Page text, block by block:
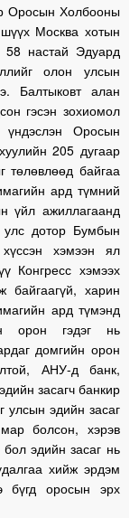
Оросын Холбооны
Москва хотын
58 настай Эдуард
олон улсын
Балтыковт алан
гэсэн зохиомол
үндэслэн Оросын
205 дугаар
төлөвлөөд байгаа
ард түмний
үйл ажиллагаанд
улс дотор Бумбын
хэмээн ял
Конгресс хэмээх
байгаагүй, харин
ард түмэнд
орон гэдэг нь
домгийн орон
АНУ-д банк,
засагч банкир
улсын эдийн засаг
болсон, хэрэв
эдийн засаг нь
хийж эрдэм
бүгд оросын эрх